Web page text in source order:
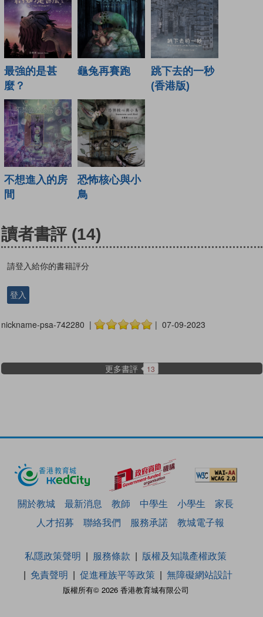
最強的是甚
麼？
龜兔再賽跑
跳下去的一秒
(香港版)
不想進入的房
間
恐怖核心與小
鳥
讀者書評 (14)
請登入給你的書籍評分
登入
nickname-psa-742280 | | 07-09-2023
更多書評 13
關於教城 最新消息 教師 中學生 小學生
家長
人才招募
聯絡我們 服務承諾 教城電子報
版權所有© 2026 香港教育城有限公司
私隱政策聲明 服務條款
版權及知識產權政策
免責聲明
促進種族平等政策 無障礙網站設計